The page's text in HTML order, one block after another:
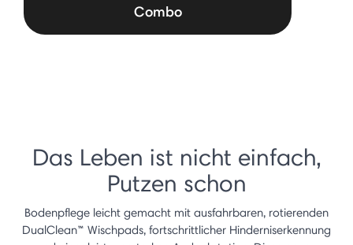
Combo
Das Leben ist nicht einfach,
Putzen schon
Bodenpflege leicht gemacht mit ausfahrbaren, rotierenden
DualClean™ Wischpads, fortschrittlicher Hinderniserkennung